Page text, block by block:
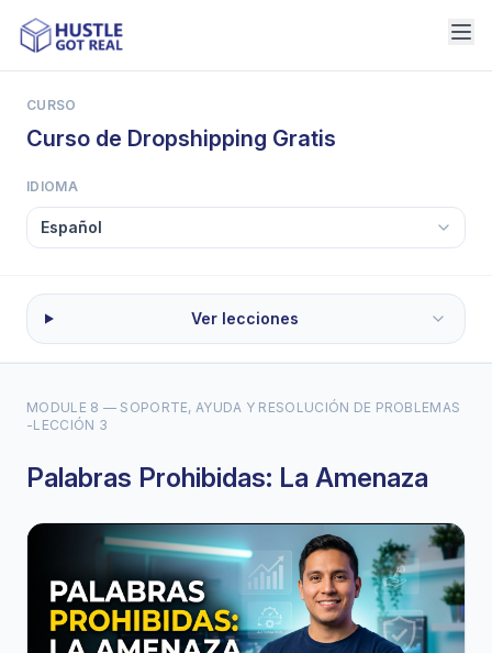
CURSO
Curso de Dropshipping Gratis
IDIOMA
Ver lecciones
MODULE 8 — SOPORTE, AYUDA Y RESOLUCIÓN DE PROBLEMAS
-LECCIÓN 3
Palabras Prohibidas: La Amenaza